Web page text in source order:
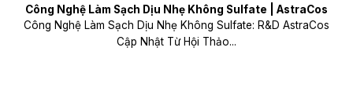
Công Nghệ Làm Sạch Dịu Nhẹ Không Sulfate | AstraCos
Công Nghệ Làm Sạch Dịu Nhẹ Không Sulfate: R&D AstraCos
Cập Nhật Từ Hội Thảo...